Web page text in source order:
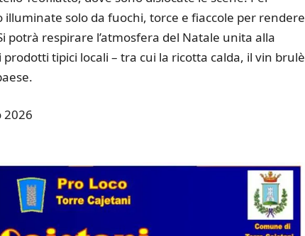
illuminate solo da fuochi, torce e fiaccole per rendere
potrà respirare l’atmosfera del Natale unita alla
tipici locali – tra cui la ricotta calda, il vin brulè
2026